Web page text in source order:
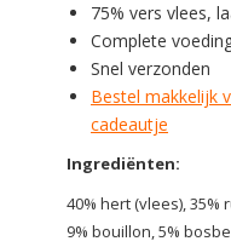
75% vers vlees,
Complete
Snel verzonden
Bestel makkelijk
cadeautje
Ingrediënten:
40% hert (vlees),
9% bouillon, 5%